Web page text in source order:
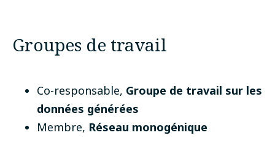
Groupes de travail
Co-responsable, Groupe de travail sur les
données générées
Membre, Réseau monogénique